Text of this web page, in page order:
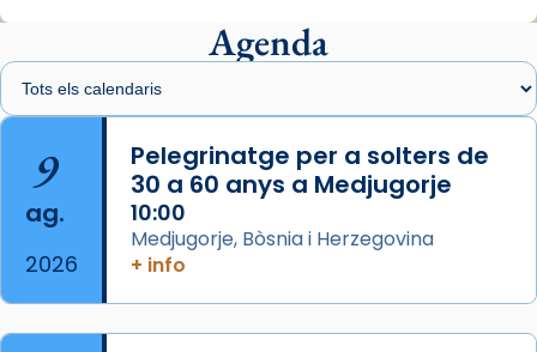
presidit aquest 27 de juliol la missa de Les
Santes de Mataró.
🔗 tinyurl.com/cvu5jmbk
📸 J. Merino
Photo
View on Facebook ·
de Barcelona.
Agenda
9
ag.
2026
Pelegrinatge per a solters de
30 a 60 anys a Medjugorje
10:00
Medjugorje, Bòsnia i Herzegovina
+ info